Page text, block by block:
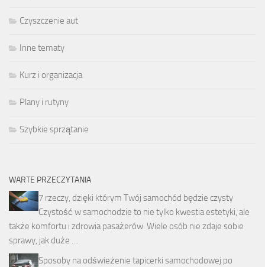
Czyszczenie aut
Inne tematy
Kurz i organizacja
Plany i rutyny
Szybkie sprzątanie
WARTE PRZECZYTANIA
7 rzeczy, dzięki którym Twój samochód będzie czysty
Czystość w samochodzie to nie tylko kwestia estetyki, ale
także komfortu i zdrowia pasażerów. Wiele osób nie zdaje sobie
sprawy, jak duże …
Sposoby na odświeżenie tapicerki samochodowej po